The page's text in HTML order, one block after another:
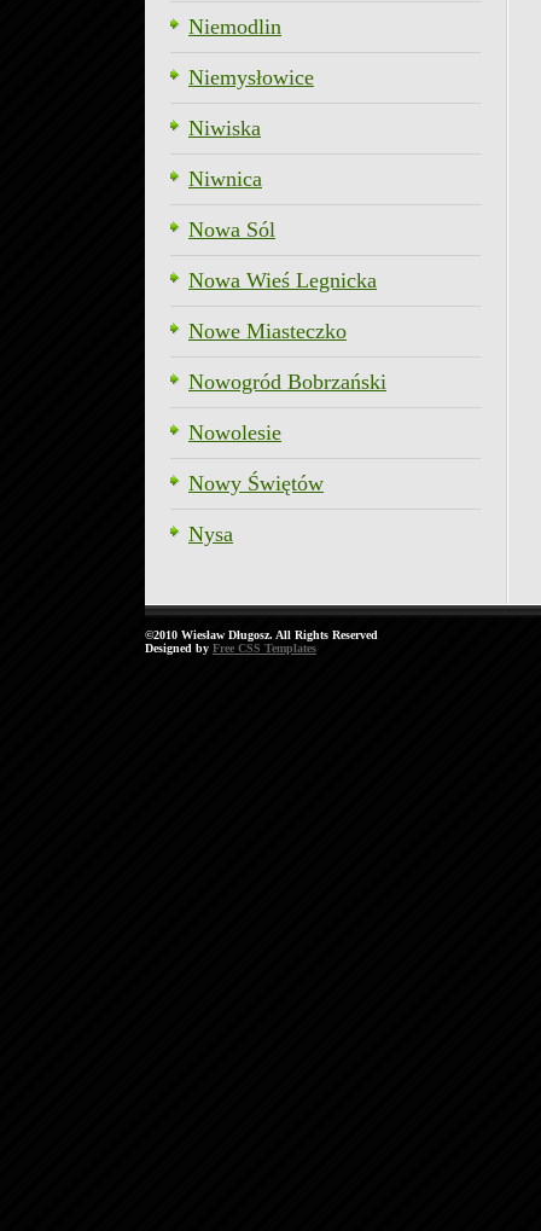
Niemodlin
Niemysłowice
Niwiska
Niwnica
Nowa Sól
Nowa Wieś Legnicka
Nowe Miasteczko
Nowogród Bobrzański
Nowolesie
Nowy Świętów
Nysa
©2010 Wiesław Długosz. All Rights Reserved
Designed by Free CSS Templates